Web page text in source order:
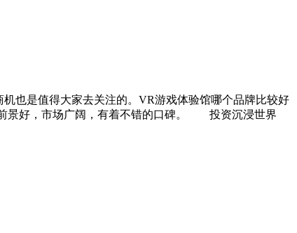
也是值得大家去关注的。VR游戏体验馆哪个品牌比较好
前景好，市场广阔，有着不错的口碑。 投资沉浸世界